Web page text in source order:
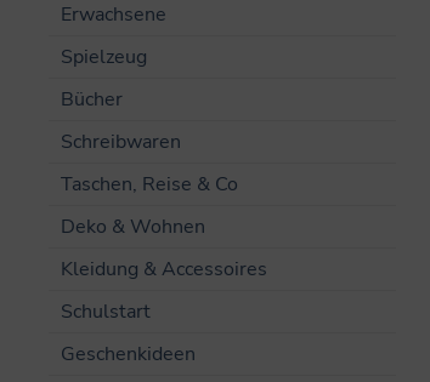
Erwachsene
Spielzeug
Bücher
Schreibwaren
Taschen, Reise & Co
Deko & Wohnen
Kleidung & Accessoires
Schulstart
Geschenkideen